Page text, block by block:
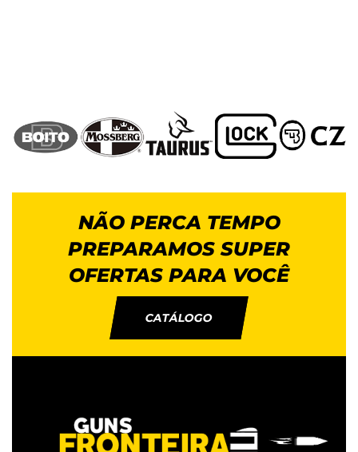
NÃO PERCA TEMPO
PREPARAMOS SUPER
OFERTAS PARA VOCÊ
CATÁLOGO